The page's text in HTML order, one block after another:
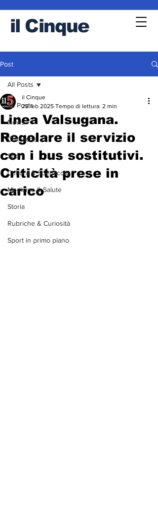
il Cinque
Post
All Posts
News
Cronache
Sport
Cultura & Spettacolo
Medicina & Salute
Storia
Rubriche & Curiosità
Sport in primo piano
All Posts
Linea Valsugana.
Regolare il servizio
con i bus sostitutivi.
Criticità prese in
carico
il Cinque
28 feb 2025 Tempo di lettura: 2 min